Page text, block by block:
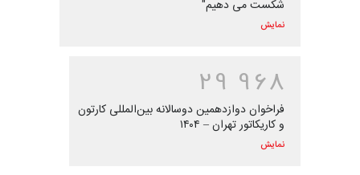
شکست می دهیم"
نمایش
29 968
فراخوان دوازدهمین دوسالانه بین‌المللی کارتون
و کاریکاتور تهران – ۱۴۰۴
نمایش